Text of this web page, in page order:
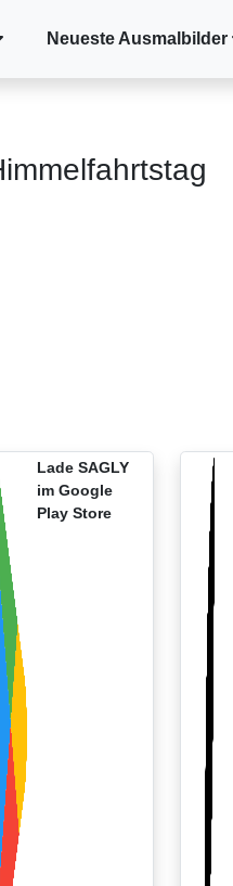
Neueste Ausmalbilder
Lade SAGLY
im Google
Play Store